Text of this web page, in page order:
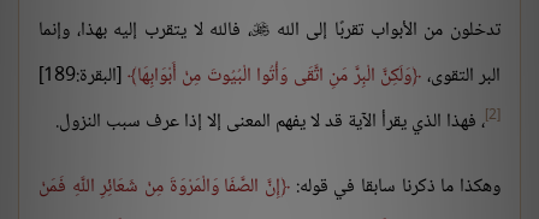
تدخلون من الأبواب تقربًا إلى الله ، فالله لا يتقرب إليه بهذا، وإنما
البر التقوى، وَلَكِنَّ الْبِرَّ مَنِ اتَّقَى وَأْتُوا الْبُيُوتَ مِنْ أَبْوَابِهَا [البقرة:189]
[2] ، فهذا الذي يقرأ الآية قد لا يفهم المعنى إلا إذا عرف سبب النزول.
وهكذا ما ذكرنا سابقا في قوله: إِنَّ الصَّفَا وَالْمَرْوَةَ مِنْ شَعَائِرِ اللَّهِ فَمَنْ